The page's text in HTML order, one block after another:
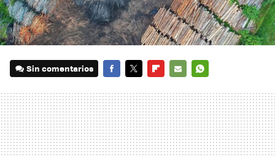
Sin comentarios
MAIL